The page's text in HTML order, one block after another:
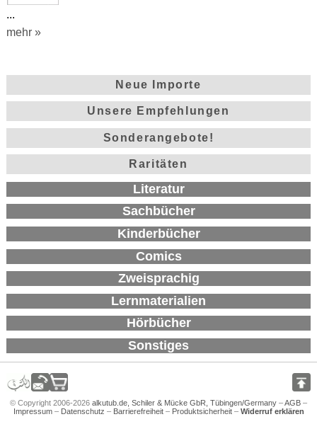
...
mehr »
Neue Importe
Unsere Empfehlungen
Sonderangebote!
Raritäten
Literatur
Sachbücher
Kinderbücher
Comics
Zweisprachig
Lernmaterialien
Hörbücher
Sonstiges
© Copyright 2006-2026 alkutub.de, Schiler & Mücke GbR, Tübingen/Germany –AGB –
Impressum– Datenschutz – Barrierefreiheit– Produktsicherheit– Widerruf erklären